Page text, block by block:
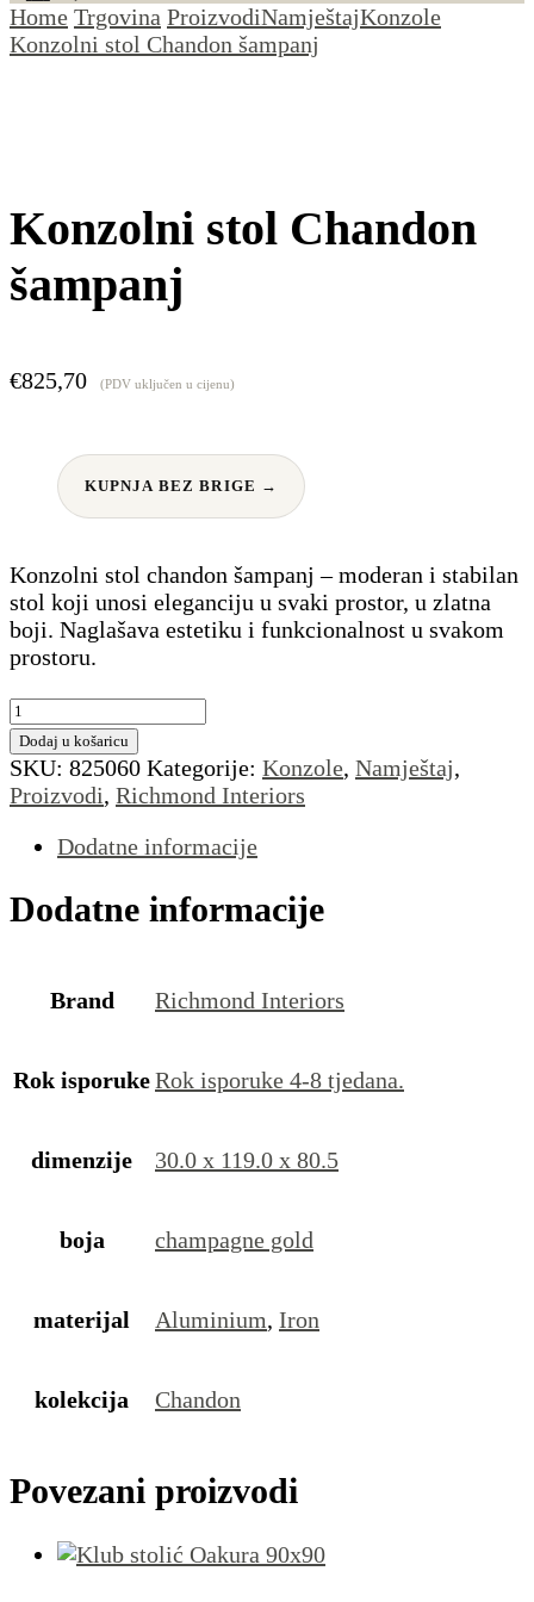
Home Trgovina ProizvodiNamještajKonzole
Konzolni stol Chandon šampanj
Konzolni stol Chandon
šampanj
€825,70 (PDV uključen u cijenu)
KUPNJA BEZ BRIGE →
Konzolni stol chandon šampanj – moderan i stabilan
stol koji unosi eleganciju u svaki prostor, u zlatna
boji. Naglašava estetiku i funkcionalnost u svakom
prostoru.
Konzolni
stol
Chandon
šampanj
količina
Dodaj u košaricu
SKU: 825060 Kategorije: Konzole, Namještaj,
Proizvodi, Richmond Interiors
Dodatne informacije
Dodatne informacije
Brand Richmond Interiors
Rok isporukeRok isporuke 4-8 tjedana.
dimenzije 30.0 x 119.0 x 80.5
boja champagne gold
materijal Aluminium, Iron
kolekcija Chandon
Povezani proizvodi